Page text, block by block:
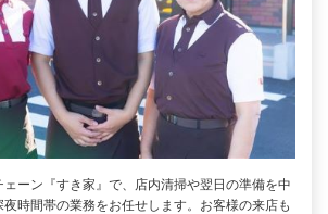
ェーン『すき家』で、店内清掃や翌日の準備を中
夜時間帯の業務をお任せします。お客様の来店も